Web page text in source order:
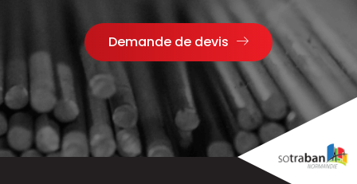
Demande de devis